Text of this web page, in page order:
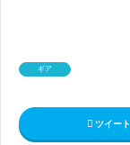
ギア
ツイート